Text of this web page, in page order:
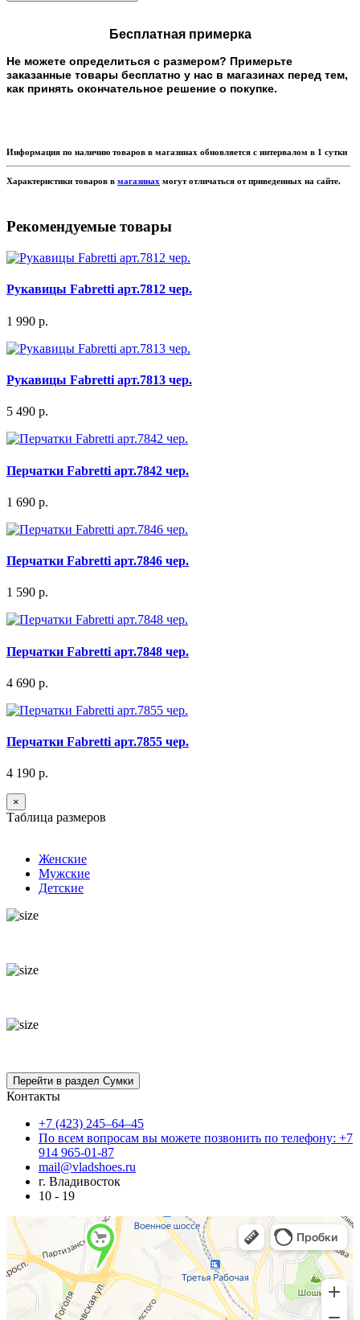
Бесплатная примерка
Не можете определиться с размером? Примерьте
заказанные товары бесплатно у нас в магазинах перед тем,
как принять окончательное решение о покупке.
Информация по наличию товаров в магазинах обновляется с интервалом в 1 сутки
Характеристики товаров в магазинах могут отличаться от приведенных на сайте.
Рекомендуемые товары
Рукавицы Fabretti арт.7812 чер.
1 990 р.
Рукавицы Fabretti арт.7813 чер.
5 490 р.
Перчатки Fabretti арт.7842 чер.
1 690 р.
Перчатки Fabretti арт.7846 чер.
1 590 р.
Перчатки Fabretti арт.7848 чер.
4 690 р.
Перчатки Fabretti арт.7855 чер.
4 190 р.
×
Таблица размеров
Женские
Мужские
Детские
Контакты
+7 (423) 245–64–45
По всем вопросам вы можете позвонить по телефону: +7
914 965-01-87
mail@vladshoes.ru
г. Владивосток
10 - 19